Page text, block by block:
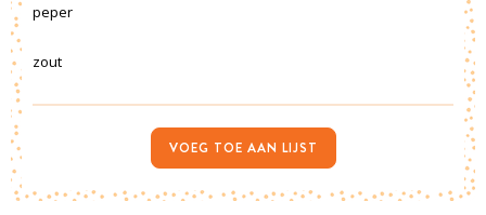
peper
zout
VOEG TOE AAN LIJST